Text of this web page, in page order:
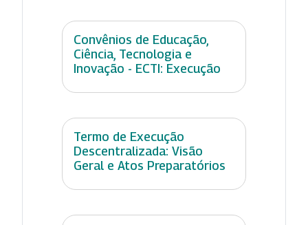
Convênios de Educação,
Ciência, Tecnologia e
Inovação - ECTI: Execução
Termo de Execução
Descentralizada: Visão
Geral e Atos Preparatórios